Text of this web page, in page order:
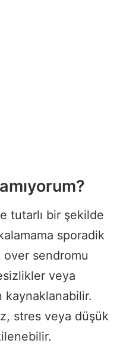
tutarlı bir şekilde
sporadik
sendromu
veya
stres veya düşük